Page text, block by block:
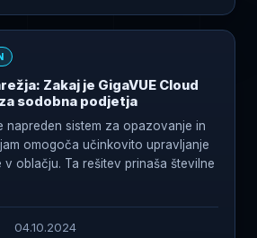
Zakaj je GigaVUE Cloud
sodobna podjetja
napreden sistem za opazovanje in
omogoča učinkovito upravljanje
v oblačju. Ta rešitev prinaša številne
04.10.2024